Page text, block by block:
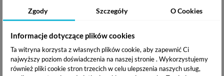
Quiz dla 3-latka
obrazkowe
Zgody Szczegóły O Cookies
Informacje dotyczące plików cookies
Ta witryna korzysta z własnych plików cookie, aby zapewnić Ci
najwyższy poziom doświadczenia na naszej stronie . Wykorzystujemy
również pliki cookie stron trzecich w celu ulepszenia naszych usług,